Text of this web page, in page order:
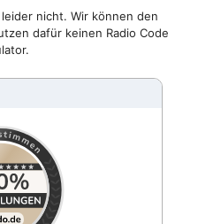
nicht. Wir können den
dafür keinen Radio Code